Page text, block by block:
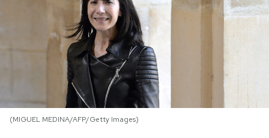
PODCAST
NEWSLETTER
I MIEI PREFERITI
(MIGUEL MEDINA/AFP/Getty Images)